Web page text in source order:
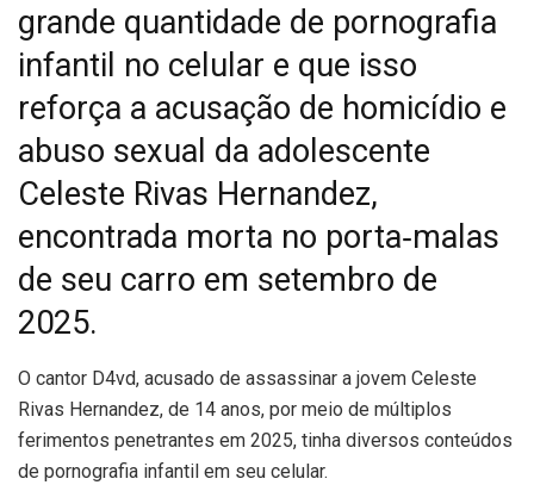
grande quantidade de pornografia
infantil no celular e que isso
reforça a acusação de homicídio e
abuso sexual da adolescente
Celeste Rivas Hernandez,
encontrada morta no porta‑malas
de seu carro em setembro de
2025.
O cantor D4vd, acusado de assassinar a jovem Celeste
Rivas Hernandez, de 14 anos, por meio de múltiplos
ferimentos penetrantes em 2025, tinha diversos conteúdos
de pornografia infantil em seu celular.